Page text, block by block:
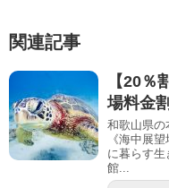
関連記事
【20％
場料金
和歌山県の
《海中展
に暮らす
館...